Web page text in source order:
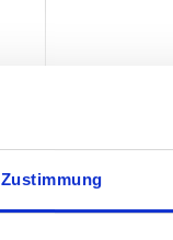
Zustimmung